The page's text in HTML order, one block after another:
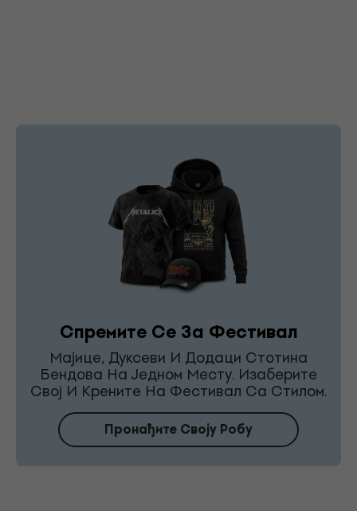
Спремите Се За Фестивал
Мајице, Дуксеви И Додаци Стотина
Бендова На Једном Месту. Изаберите
Свој И Крените На Фестивал Са Стилом.
Пронађите Своју Робу